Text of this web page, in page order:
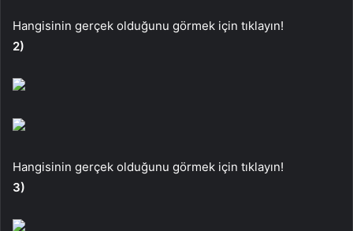
Hangisinin gerçek olduğunu görmek için tıklayın!
2)
Hangisinin gerçek olduğunu görmek için tıklayın!
3)